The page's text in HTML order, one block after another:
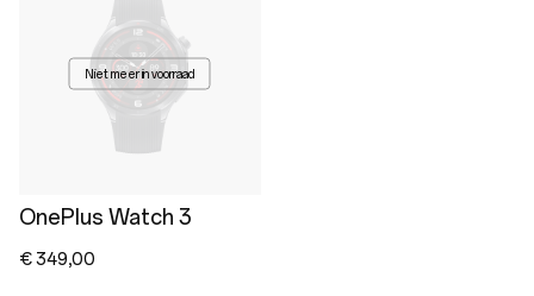
Niet meer in voorraad
OnePlus Watch 3
€ 349,00